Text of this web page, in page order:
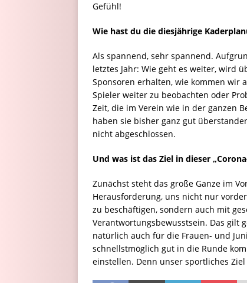
Gefühl!
Wie hast du die diesjährige
Als spannend, sehr spannend.
letztes Jahr: Wie geht es weiter, wird
Sponsoren erhalten, wie kommen wir
Spieler weiter zu beobachten oder
Zeit, die im Verein wie in der ganzen
haben sie bisher ganz gut
nicht abgeschlossen.
Und was ist das Ziel in dieser
Zunächst steht das große Ganze im
Herausforderung, uns nicht nur
zu beschäftigen, sondern auch mit
Verantwortungsbewusstsein. Das gilt
natürlich auch für die Frauen- und
schnellstmöglich gut in die Runde
einstellen. Denn unser sportliches